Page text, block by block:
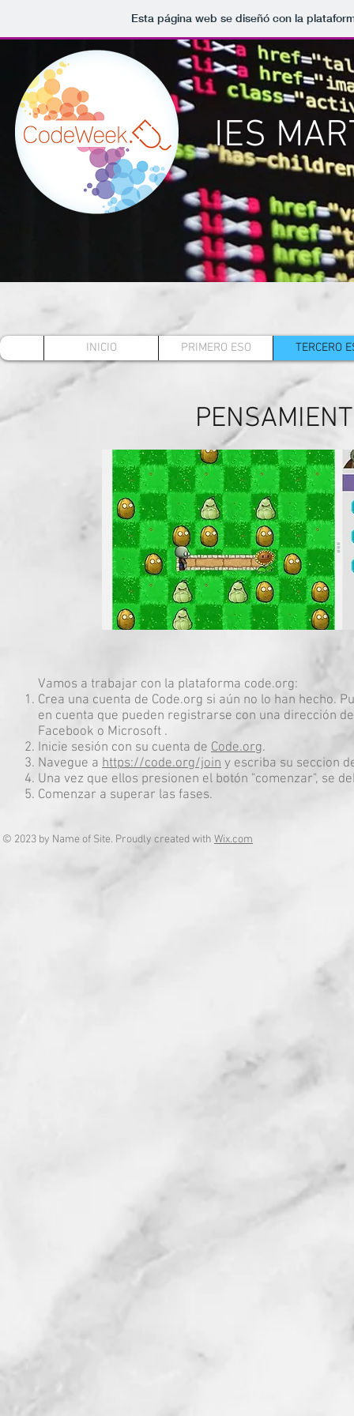
Esta página web se diseñó con la
IES
INICIO PRIMERO ESO TERCERO
Vamos a trabajar con la plataforma code.org:
Crea una cuenta de Code.org si aún no lo han hecho.
en cuenta que pueden registrarse con una dirección
Facebook o Microsoft .
Inicie sesión con su cuenta de Code.org.
Navegue a https://code.org/join y escriba su seccion
Una vez que ellos presionen el botón "comenzar", se
Comenzar a superar las fases.
© 2023 by Name of Site. Proudly created with Wix.com